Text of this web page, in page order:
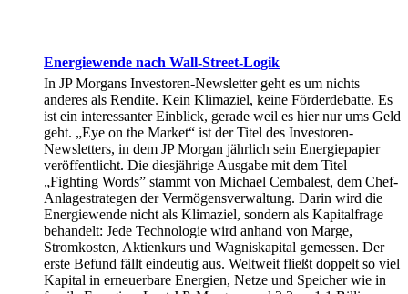
Energiewende nach Wall-Street-Logik
In JP Morgans Investoren-Newsletter geht es um nichts
anderes als Rendite. Kein Klimaziel, keine Förderdebatte. Es
ist ein interessanter Einblick, gerade weil es hier nur ums Geld
geht. „Eye on the Market“ ist der Titel des Investoren-
Newsletters, in dem JP Morgan jährlich sein Energiepapier
veröffentlicht. Die diesjährige Ausgabe mit dem Titel
„Fighting Words” stammt von Michael Cembalest, dem Chef-
Anlagestrategen der Vermögensverwaltung. Darin wird die
Energiewende nicht als Klimaziel, sondern als Kapitalfrage
behandelt: Jede Technologie wird anhand von Marge,
Stromkosten, Aktienkurs und Wagniskapital gemessen. Der
erste Befund fällt eindeutig aus. Weltweit fließt doppelt so viel
Kapital in erneuerbare Energien, Netze und Speicher wie in